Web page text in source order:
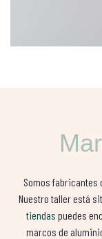
Somos fabricantes
Nuestro taller está
tiendas puedes
marcos de